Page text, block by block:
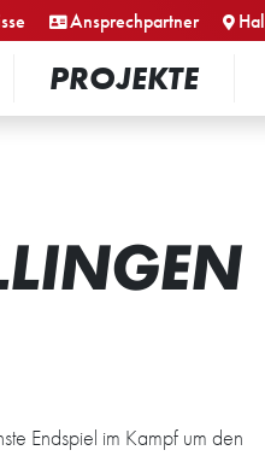
Ansprechpartner
PROJEKTE
Endspiel im Kampf um den